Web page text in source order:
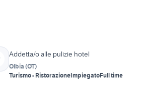
Addetta/o alle pulizie hotel
Olbia (OT)
Turismo - RistorazioneImpiegatoFull time